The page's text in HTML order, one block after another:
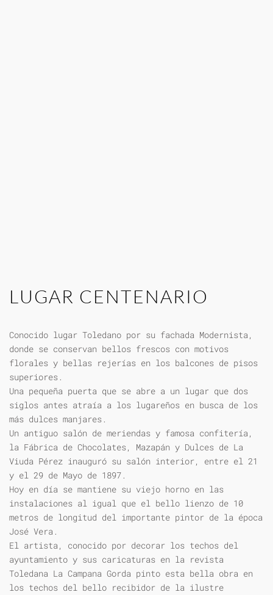
LUGAR CENTENARIO
Conocido lugar Toledano por su fachada Modernista,
donde se conservan bellos frescos con motivos
florales y bellas rejerías en los balcones de pisos
superiores.
Una pequeña puerta que se abre a un lugar que dos
siglos antes atraía a los lugareños en busca de los
más dulces manjares.
Un antiguo salón de meriendas y famosa confitería,
la Fábrica de Chocolates, Mazapán y Dulces de La
Viuda Pérez inauguró su salón interior, entre el 21
y el 29 de Mayo de 1897.
Hoy en día se mantiene su viejo horno en las
instalaciones al igual que el bello lienzo de 10
metros de longitud del importante pintor de la época
José Vera.
El artista, conocido por decorar los techos del
ayuntamiento y sus caricaturas en la revista
Toledana La Campana Gorda pinto esta bella obra en
los techos del bello recibidor de la ilustre